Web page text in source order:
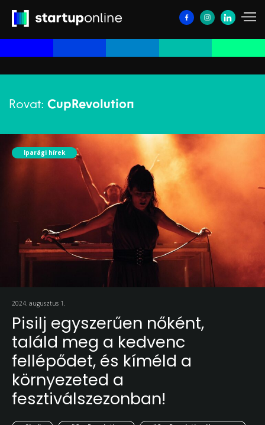
Rovat: CupRevolution
Iparági hírek
2024. augusztus 1.
Pisilj egyszerűen nőként,
találd meg a kedvenc
fellépődet, és kíméld a
környezeted a
fesztiválszezonban!